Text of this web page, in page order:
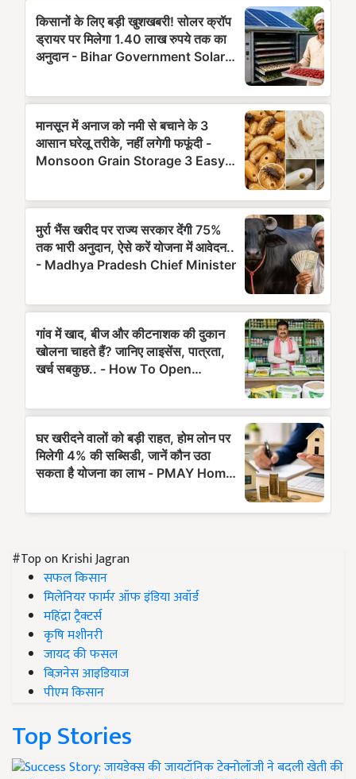
#Top on Krishi Jagran
सफल किसान
मिलेनियर फार्मर ऑफ इंडिया अवॉर्ड
महिंद्रा ट्रैक्टर्स
कृषि मशीनरी
जायद की फसल
बिज़नेस आइडियाज
पीएम किसान
Top Stories